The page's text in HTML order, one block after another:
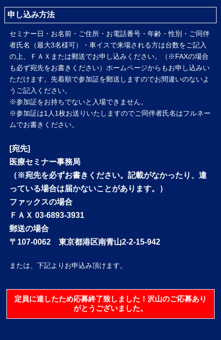
申し込み方法
セミナー日・お名前・ご住所・お電話番号・年齢・性別・ご同伴
者氏名（最大3名様可）・車イスで来場される方は台数をご記入
の上、ＦＡＸまたは郵送でお申し込みください。（※FAXの場合
も必ず宛先をお書きください）ホームページからもお申し込みい
ただけます。先着順で参加証を郵送しますのでお間違いのないよ
うご記入ください。
※参加証をお持ちでないと入場できません。
※参加証は1人1枚お送りいたしますのでご同伴者氏名はフルネー
ムでお書きください。
[宛先]
医療セミナー事務局
（※宛先を必ずお書きください。記載がなかったり、違
っている場合は届かないことがあります。）
ファックスの場合
ＦＡＸ 03-6893-3931
郵送の場合
〒107-0062 東京都港区南青山2-2-15-942
または、下記よりお申込み頂けます。
定員に達したため応募終了致しました！沢山のご応募あり
がとうございました。